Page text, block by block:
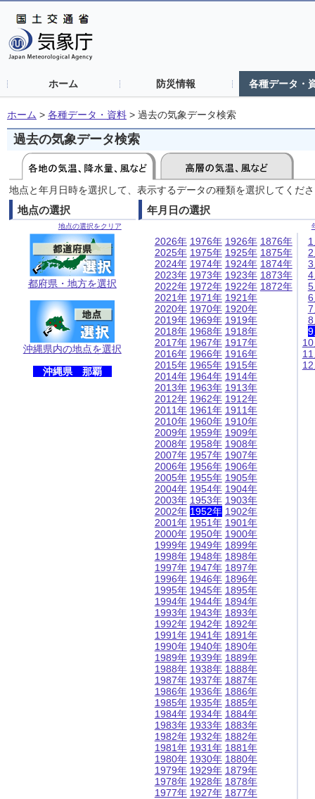
ホーム 防災情報 各種データ・
ホーム > 各種データ・資料 > 過去の気象データ検索
過去の気象データ検索
地点と年月日時を選択して、表示するデータの種類を選択してくだ
地点の選択
地点の選択をクリア
都府県・地方を選択
沖縄県内の地点を選択
沖縄県 那覇
年月日の選択
2026年
2025年
2024年
2023年
2022年
2021年
2020年
2019年
2018年
2017年
2016年
2015年
2014年
2013年
2012年
2011年
2010年
2009年
2008年
2007年
2006年
2005年
2004年
2003年
2002年
2001年
2000年
1999年
1998年
1997年
1996年
1995年
1994年
1993年
1992年
1991年
1990年
1989年
1988年
1987年
1986年
1985年
1984年
1983年
1982年
1981年
1980年
1979年
1978年
1977年
1976年
1975年
1974年
1973年
1972年
1971年
1970年
1969年
1968年
1967年
1966年
1965年
1964年
1963年
1962年
1961年
1960年
1959年
1958年
1957年
1956年
1955年
1954年
1953年
1952年
1951年
1950年
1949年
1948年
1947年
1946年
1945年
1944年
1943年
1942年
1941年
1940年
1939年
1938年
1937年
1936年
1935年
1934年
1933年
1932年
1931年
1930年
1929年
1928年
1927年
1926年
1925年
1924年
1923年
1922年
1921年
1920年
1919年
1918年
1917年
1916年
1915年
1914年
1913年
1912年
1911年
1910年
1909年
1908年
1907年
1906年
1905年
1904年
1903年
1902年
1901年
1900年
1899年
1898年
1897年
1896年
1895年
1894年
1893年
1892年
1891年
1890年
1889年
1888年
1887年
1886年
1885年
1884年
1883年
1882年
1881年
1880年
1879年
1878年
1877年
1876年
1875年
1874年
1873年
1872年